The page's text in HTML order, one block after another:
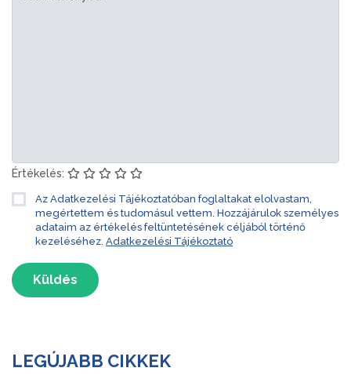
Értékelés:
Az Adatkezelési Tájékoztatóban foglaltakat elolvastam,
megértettem és tudomásul vettem. Hozzájárulok személyes
adataim az értékelés feltüntetésének céljából történő
kezeléséhez. Adatkezelési Tájékoztató
Küldés
LEGÚJABB CIKKEK